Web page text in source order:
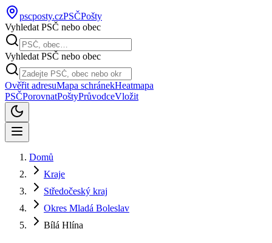
pscposty.czPSČPošty
Vyhledat PSČ nebo obec
Vyhledat PSČ nebo obec
Ověřit adresuMapa schránekHeatmapa
PSČPorovnatPoštyPrůvodceVložit
Domů
Kraje
Středočeský kraj
Okres Mladá Boleslav
Bílá Hlína